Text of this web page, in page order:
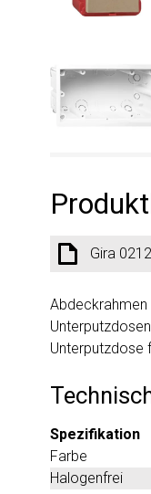
Gira
Abdeckrahmen
Unterputzdose
Spezifikation
Farbe
Halogenfrei